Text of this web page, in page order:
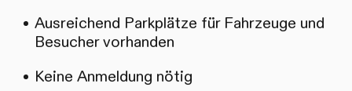
Ausreichend Parkplätze für Fahrzeuge und
Besucher vorhanden
Keine Anmeldung nötig